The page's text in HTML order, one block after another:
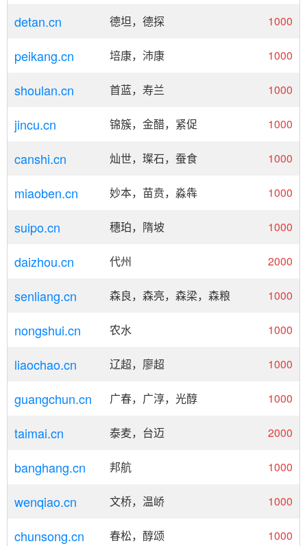
detan.cn 德坦，德探 1000
peikang.cn 培康，沛康 1000
shoulan.cn 首蓝，寿兰 1000
jincu.cn 锦簇，金醋，紧促 1000
canshi.cn 灿世，璨石，蚕食 1000
miaoben.cn 妙本，苗贲，淼犇 1000
suipo.cn 穗珀，隋坡 1000
daizhou.cn 代州 2000
senliang.cn 森良，森亮，森梁，森粮 1000
nongshui.cn 农水 1000
liaochao.cn 辽超，廖超 1000
guangchun.cn 广春，广淳，光醇 1000
taimai.cn 泰麦，台迈 2000
banghang.cn 邦航 1000
wenqiao.cn 文桥，温峤 1000
chunsong.cn 春松，醇颂 1000